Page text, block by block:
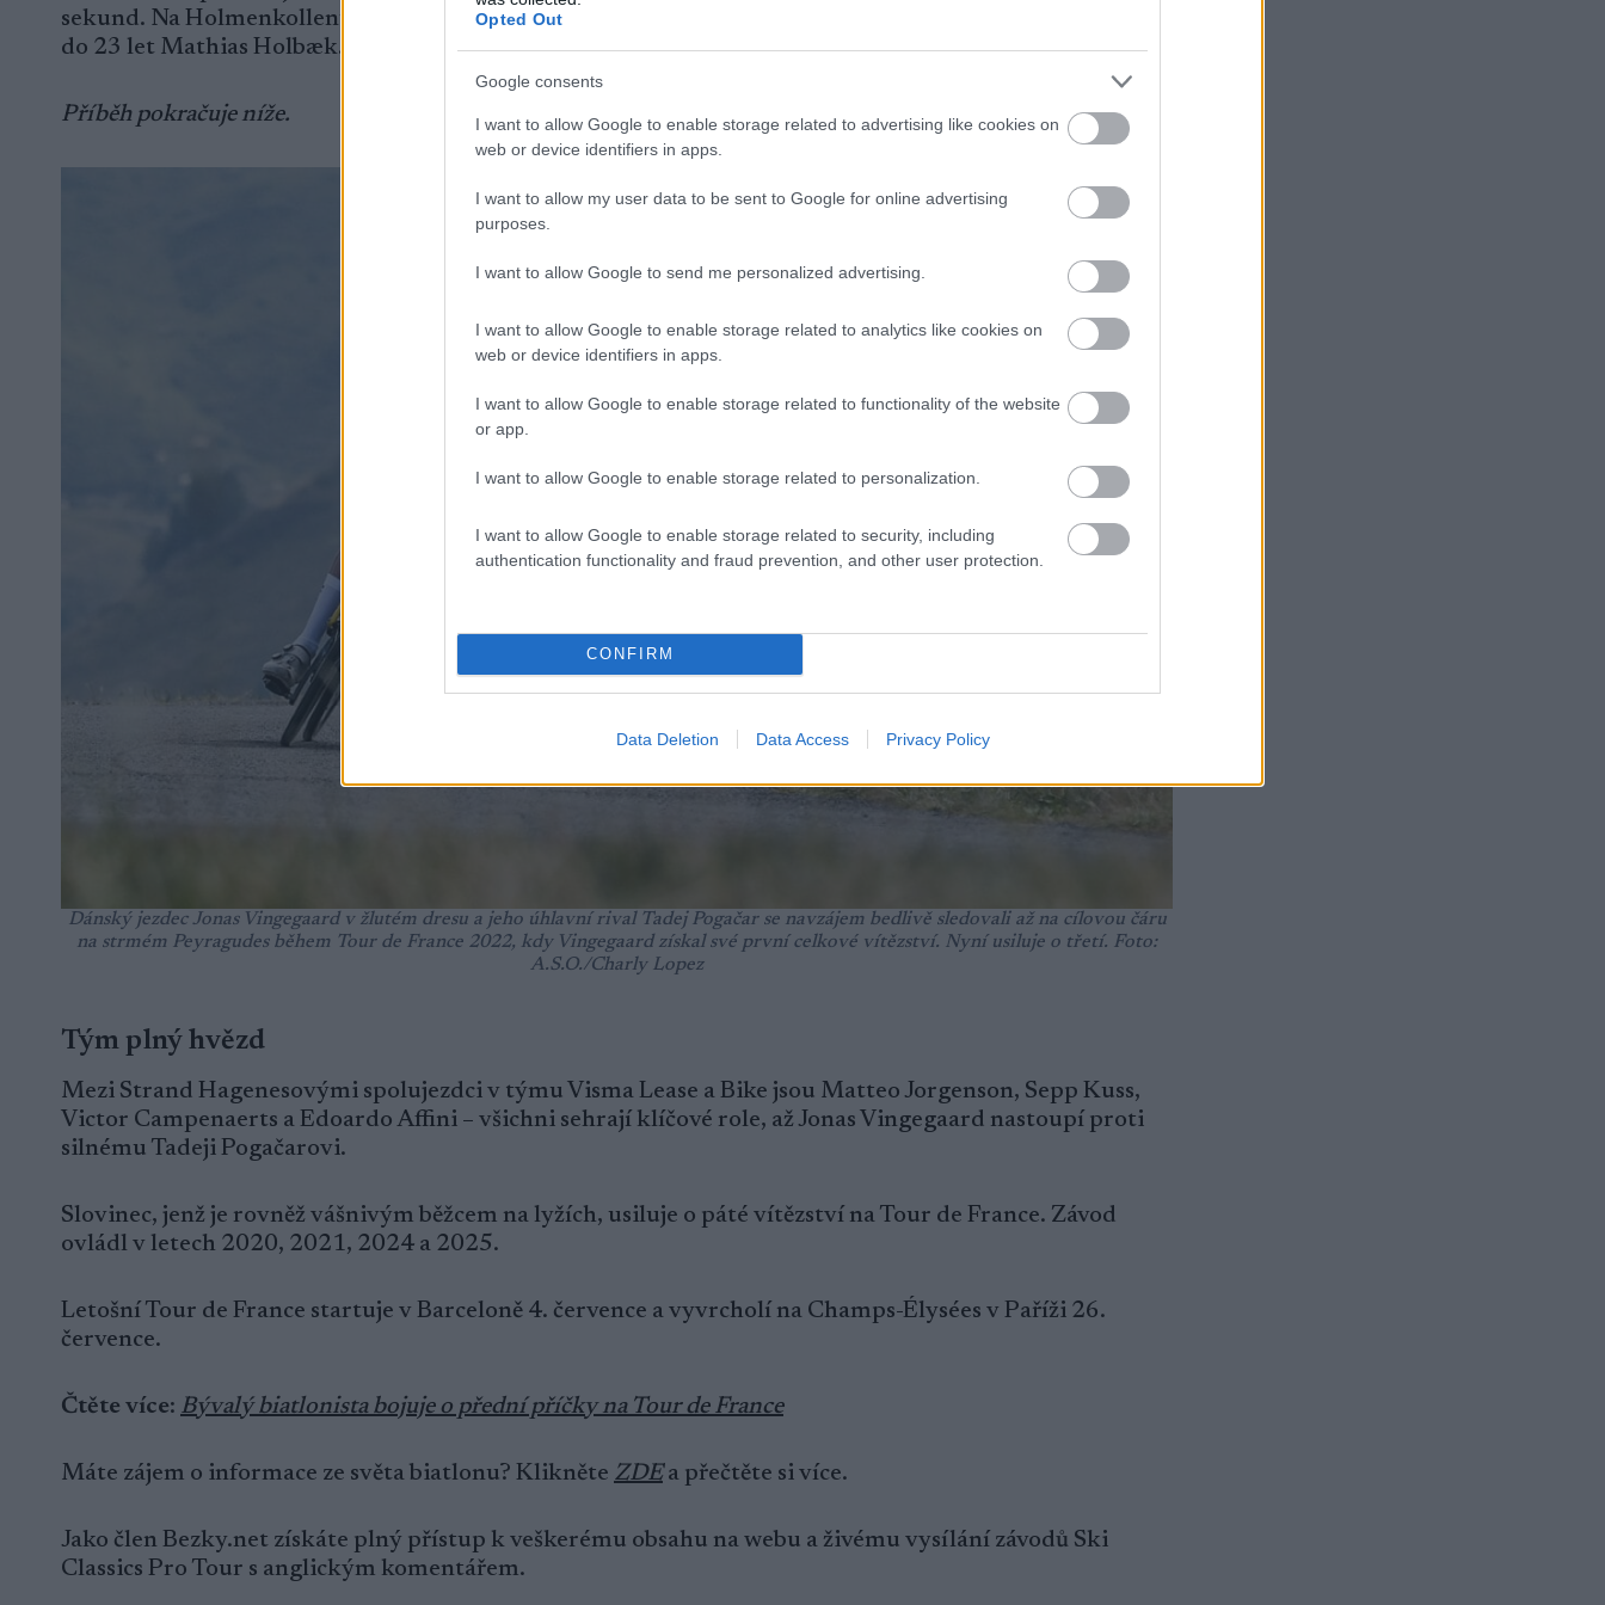
Opted Out
Google consents
I want to allow Google to enable storage related to advertising like cookies on
web or device identifiers in apps.
I want to allow my user data to be sent to Google for online advertising
purposes.
I want to allow Google to send me personalized advertising.
I want to allow Google to enable storage related to analytics like cookies on
web or device identifiers in apps.
I want to allow Google to enable storage related to functionality of the website
or app.
I want to allow Google to enable storage related to personalization.
I want to allow Google to enable storage related to security, including
authentication functionality and fraud prevention, and other user protection.
CONFIRM
Data Deletion Data Access Privacy Policy
sekund. Na Holmenkollenu pak skončil pátý na 15 km volným stylem, kde zvítězil pozdější mistr světa
do 23 let Mathias Holbæk.
Příběh pokračuje níže.
Dánský jezdec Jonas Vingegaard v žlutém dresu a jeho úhlavní rival Tadej Pogačar se navzájem bedlivě sledovali až na cílovou čáru
na strmém Peyragudes během Tour de France 2022, kdy Vingegaard získal své první celkové vítězství. Nyní usiluje o třetí. Foto:
A.S.O./Charly Lopez
Tým plný hvězd
Mezi Strand Hagenesovými spolujezdci v týmu Visma Lease a Bike jsou Matteo Jorgenson, Sepp Kuss,
Victor Campenaerts a Edoardo Affini – všichni sehrají klíčové role, až Jonas Vingegaard nastoupí proti
silnému Tadeji Pogačarovi.
Slovinec, jenž je rovněž vášnivým běžcem na lyžích, usiluje o páté vítězství na Tour de France. Závod
ovládl v letech 2020, 2021, 2024 a 2025.
Letošní Tour de France startuje v Barceloně 4. července a vyvrcholí na Champs-Élysées v Paříži 26.
července.
Čtěte více: Bývalý biatlonista bojuje o přední příčky na Tour de France
Máte zájem o informace ze světa biatlonu? Klikněte ZDEa přečtěte si více.
Jako člen Bezky.net získáte plný přístup k veškerému obsahu na webu a živému vysílání závodů Ski
Classics Pro Tour s anglickým komentářem.